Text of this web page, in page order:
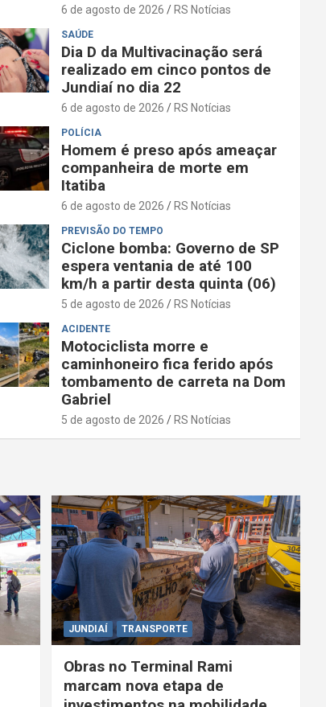
6 de agosto de 2026 RS Notícias
SAÚDE
Dia D da Multivacinação será
realizado em cinco pontos de
Jundiaí no dia 22
6 de agosto de 2026 RS Notícias
POLÍCIA
Homem é preso após ameaçar
companheira de morte em
Itatiba
6 de agosto de 2026 RS Notícias
PREVISÃO DO TEMPO
Ciclone bomba: Governo de SP
espera ventania de até 100
km/h a partir desta quinta (06)
5 de agosto de 2026 RS Notícias
ACIDENTE
Motociclista morre e
caminhoneiro fica ferido após
tombamento de carreta na Dom
Gabriel
5 de agosto de 2026 RS Notícias
JUNDIAÍ TRANSPORTE
Obras no Terminal Rami
marcam nova etapa de